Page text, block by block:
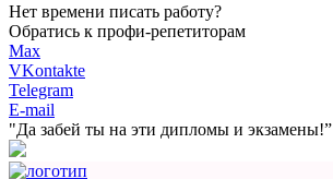
Нет времени писать работу?
Обратись к профи-репетиторам
Max
VKontakte
Telegram
E-mail
"Да забей ты на эти дипломы и экзамены!”